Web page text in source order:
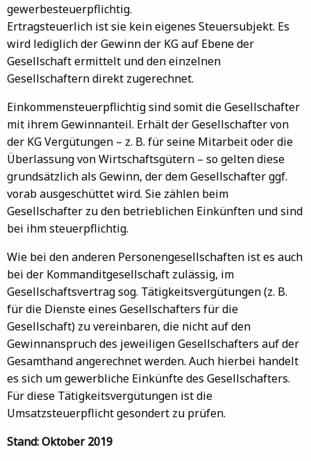
gewerbesteuerpflichtig.
Ertragsteuerlich ist sie kein eigenes Steuersubjekt. Es
wird lediglich der Gewinn der KG auf Ebene der
Gesellschaft ermittelt und den einzelnen
Gesellschaftern direkt zugerechnet.
Einkommensteuerpflichtig sind somit die Gesellschafter
mit ihrem Gewinnanteil. Erhält der Gesellschafter von
der KG Vergütungen – z. B. für seine Mitarbeit oder die
Überlassung von Wirtschaftsgütern – so gelten diese
grundsätzlich als Gewinn, der dem Gesellschafter ggf.
vorab ausgeschüttet wird. Sie zählen beim
Gesellschafter zu den betrieblichen Einkünften und sind
bei ihm steuerpflichtig.
Wie bei den anderen Personengesellschaften ist es auch
bei der Kommanditgesellschaft zulässig, im
Gesellschaftsvertrag sog. Tätigkeitsvergütungen (z. B.
für die Dienste eines Gesellschafters für die
Gesellschaft) zu vereinbaren, die nicht auf den
Gewinnanspruch des jeweiligen Gesellschafters auf der
Gesamthand angerechnet werden. Auch hierbei handelt
es sich um gewerbliche Einkünfte des Gesellschafters.
Für diese Tätigkeitsvergütungen ist die
Umsatzsteuerpflicht gesondert zu prüfen.
Stand: Oktober 2019